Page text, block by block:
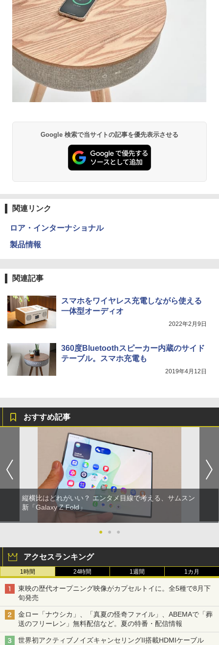
Google 検索で当サイトの記事を優先表示させる
関連リンク
ロア・インターナショナル
製品情報
関連記事
スマホをワイヤレス充電しながら使える
一体型オーディオ
2022年2月9日
360度Bluetoothスピーカー内蔵のサイド
テーブル。スマホ充電も
2019年4月12日
おすすめ記事
縦横比はどれがいい？ エンタメ目線で考える、サムスン
新「Galaxy Z Fold」
● ● ●
アクセスランキング
1時間 24時間 1週間 1カ月
東映の歴代オープニング映像がカプセルトイに。全5種で8月下
旬発売
金ロー「ナウシカ」、「真夏の怪奇ファイル」、ABEMAで「葬
送のフリーレン」無料配信など。夏の特番・配信情報
世界初アクティブノイズキャンセリングII搭載HDMIケーブル